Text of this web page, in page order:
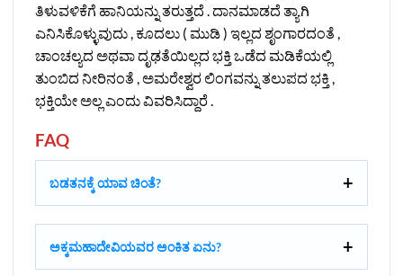
ತಿಳುವಳಿಕೆಗೆ ಹಾನಿಯನ್ನು ತರುತ್ತದೆ . ದಾನಮಾಡದೆ ತ್ಯಾಗಿ
ಎನಿಸಿಕೊಳ್ಳುವುದು , ಕೂದಲು ( ಮುಡಿ ) ಇಲ್ಲದ ಶೃಂಗಾರದಂತೆ ,
ಚಾಂಚಲ್ಯದ ಅಥವಾ ದೃಢತೆಯಿಲ್ಲದ ಭಕ್ತಿ ಒಡೆದ ಮಡಿಕೆಯಲ್ಲಿ
ತುಂಬಿದ ನೀರಿನಂತೆ , ಅಮರೇಶ್ವರ ಲಿಂಗವನ್ನು ತಲುಪದ ಭಕ್ತಿ ,
ಭಕ್ತಿಯೇ ಅಲ್ಲ ಎಂದು ವಿವರಿಸಿದ್ದಾರೆ .
FAQ
ಬಡತನಕ್ಕೆ ಯಾವ ಚಿಂತೆ?
ಅಕ್ಕಮಹಾದೇವಿಯವರ ಅಂಕಿತ ಏನು?